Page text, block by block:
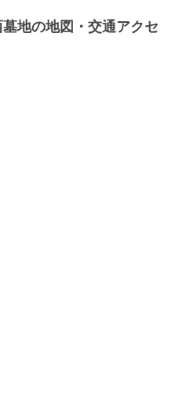
地の地図・交通アクセ